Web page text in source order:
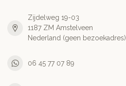
Zijdelweg 19-03
1187 ZM Amstelveen
Nederland (geen bezoekadres)
06 45 77 07 89